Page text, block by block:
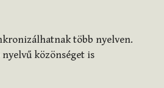
több nyelven.
közönséget is